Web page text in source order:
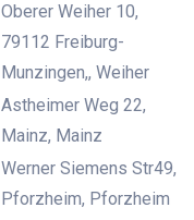
Oberer Weiher 10,
79112 Freiburg-
Munzingen,, Weiher
Astheimer Weg 22,
Mainz, Mainz
Werner Siemens Str49,
Pforzheim, Pforzheim